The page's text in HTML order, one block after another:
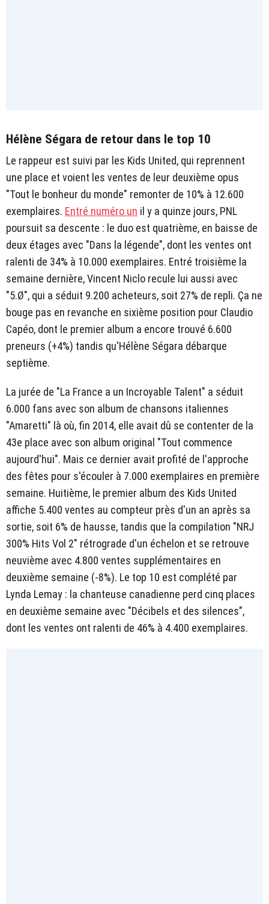
Hélène Ségara de retour dans le top 10
Le rappeur est suivi par les Kids United, qui reprennent
une place et voient les ventes de leur deuxième opus
"Tout le bonheur du monde" remonter de 10% à 12.600
exemplaires. Entré numéro un il y a quinze jours, PNL
poursuit sa descente : le duo est quatrième, en baisse de
deux étages avec "Dans la légende", dont les ventes ont
ralenti de 34% à 10.000 exemplaires. Entré troisième la
semaine dernière, Vincent Niclo recule lui aussi avec
"5.Ø", qui a séduit 9.200 acheteurs, soit 27% de repli. Ça ne
bouge pas en revanche en sixième position pour Claudio
Capéo, dont le premier album a encore trouvé 6.600
preneurs (+4%) tandis qu'Hélène Ségara débarque
septième.
La jurée de "La France a un Incroyable Talent" a séduit
6.000 fans avec son album de chansons italiennes
"Amaretti" là où, fin 2014, elle avait dû se contenter de la
43e place avec son album original "Tout commence
aujourd'hui". Mais ce dernier avait profité de l'approche
des fêtes pour s'écouler à 7.000 exemplaires en première
semaine. Huitième, le premier album des Kids United
affiche 5.400 ventes au compteur près d'un an après sa
sortie, soit 6% de hausse, tandis que la compilation "NRJ
300% Hits Vol 2" rétrograde d'un échelon et se retrouve
neuvième avec 4.800 ventes supplémentaires en
deuxième semaine (-8%). Le top 10 est complété par
Lynda Lemay : la chanteuse canadienne perd cinq places
en deuxième semaine avec "Décibels et des silences",
dont les ventes ont ralenti de 46% à 4.400 exemplaires.